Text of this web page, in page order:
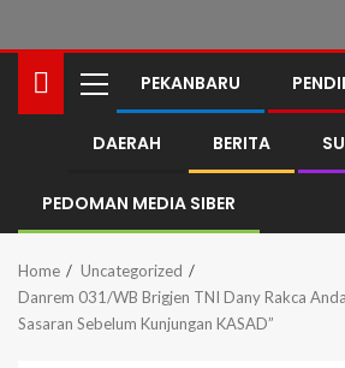
PEKANBARU
DAERAH BERITA
PEDOMAN MEDIA SIBER
Home
Uncategorized
Danrem 031/WB Brigjen TNI Dany Rakca
Sasaran Sebelum Kunjungan KASAD”